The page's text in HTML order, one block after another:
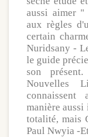
aussi aimer "
aux règles
certain
Nuridsany -
le guide
son
Nouvelles
connaissent
manière aussi
totalité, mais
Paul Nwyia -